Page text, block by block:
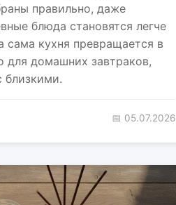
правильно, даже
блюда становятся легче
сама кухня превращается в
для домашних завтраков,
близкими.
📅 05.07.2026